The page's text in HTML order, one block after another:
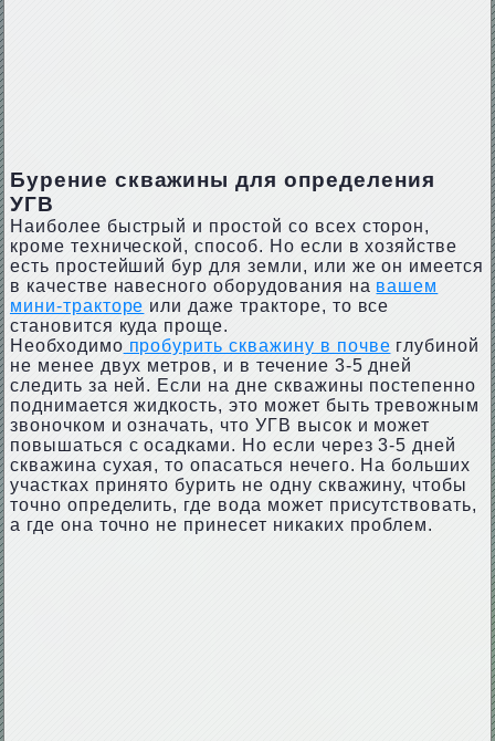
Бурение скважины для определения
УГВ
Наиболее быстрый и простой со всех сторон,
кроме технической, способ. Но если в хозяйстве
есть простейший бур для земли, или же он имеется
в качестве навесного оборудования на вашем
мини-тракторе или даже тракторе, то все
становится куда проще.
Необходимо пробурить скважину в почве глубиной
не менее двух метров, и в течение 3-5 дней
следить за ней. Если на дне скважины постепенно
поднимается жидкость, это может быть тревожным
звоночком и означать, что УГВ высок и может
повышаться с осадками. Но если через 3-5 дней
скважина сухая, то опасаться нечего. На больших
участках принято бурить не одну скважину, чтобы
точно определить, где вода может присутствовать,
а где она точно не принесет никаких проблем.